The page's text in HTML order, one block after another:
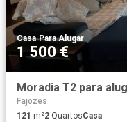
Casa·Para Alugar
1 500 €
Moradia T2 para
Fajozes
121 m²2 QuartosCasa